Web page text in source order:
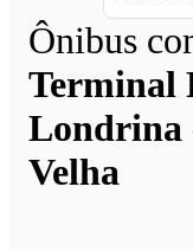
Ônibus
Terminal
Londrina
Velha